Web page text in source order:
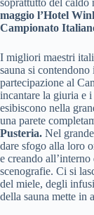
soprattutto del caldo
maggio l’Hotel
Campionato
I migliori maestri
sauna si
partecipazione al
incantare la giuria e
esibiscono nella
una parete
Pusteria. Nel
dare sfogo alla loro
e creando
scenografie. Ci si
del miele, degli
della sauna mette in